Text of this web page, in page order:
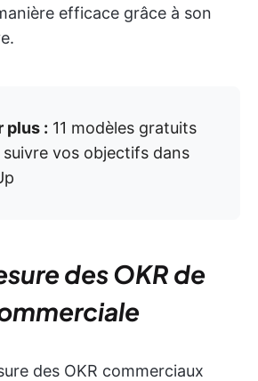
efficace grâce à son
plus : 11 modèles gratuits
vos objectifs dans
des OKR de
des OKR commerciaux